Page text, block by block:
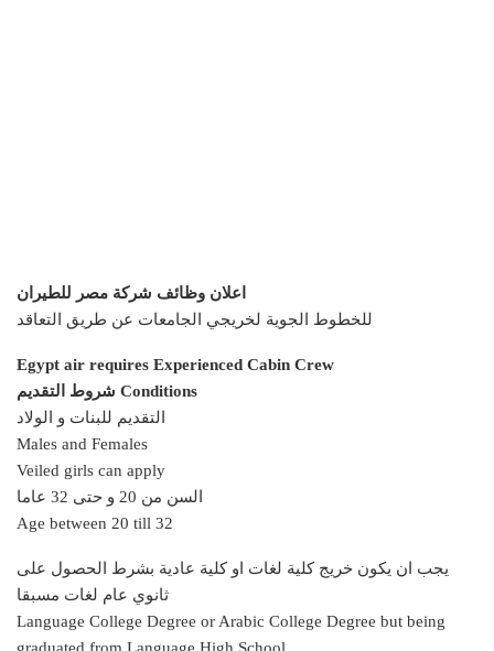
اعلان وظائف شركة مصر للطيران
للخطوط الجوية لخريجي الجامعات عن طريق التعاقد
Egypt air requires Experienced Cabin Crew
شروط التقديم Conditions
التقديم للبنات و الولاد
Males and Females
Veiled girls can apply
السن من 20 و حتى 32 عاما
Age between 20 till 32
يجب ان يكون خريج كلية لغات او كلية عادية بشرط الحصول على
ثانوي عام لغات مسبقا
Language College Degree or Arabic College Degree but being